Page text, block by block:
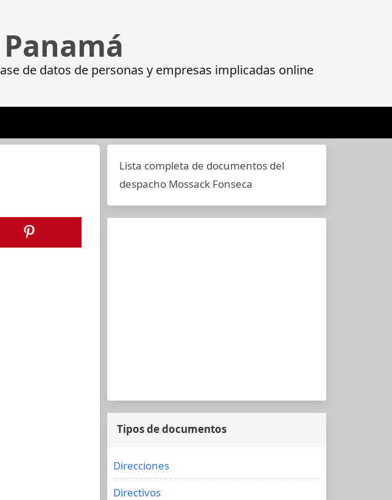
de datos de personas y empresas implicadas online
Lista completa de documentos del
despacho Mossack Fonseca
Tipos de documentos
Direcciones
Directivos